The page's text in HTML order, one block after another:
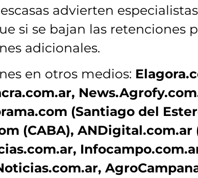
advierten
si se bajan las retenciones
adicionales.
en otros medios:
(Santiago del
(CABA), ANDigital.com.ar